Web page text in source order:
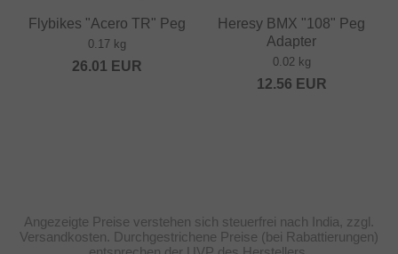
Flybikes "Acero TR" Peg
0.17 kg
26.01 EUR
Heresy BMX "108" Peg
Adapter
0.02 kg
12.56 EUR
Angezeigte Preise verstehen sich steuerfrei nach India, zzgl.
Versandkosten. Durchgestrichene Preise (bei Rabattierungen)